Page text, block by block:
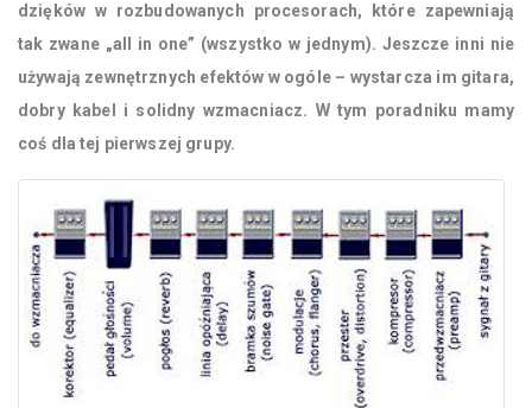
dzięków w rozbudowanych procesorach, które zapewniają
tak zwane „all in one” (wszystko w jednym). Jeszcze inni nie
używają zewnętrznych efektów w ogóle – wystarcza im gitara,
dobry kabel i solidny wzmacniacz. W tym poradniku mamy
coś dla tej pierwszej grupy.